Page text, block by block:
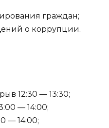
граждан;
о коррупции.
12:30 — 13:30;
— 14:00;
— 14:00;